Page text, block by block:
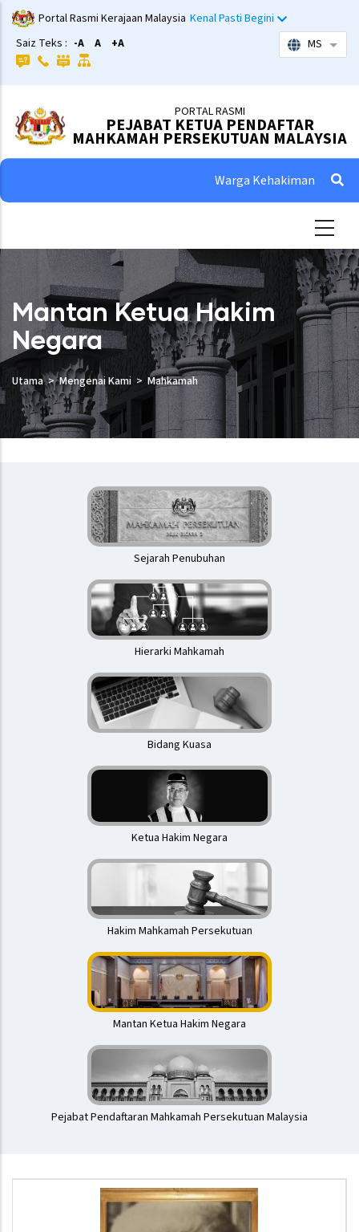
Skip
to
main
content
Portal Rasmi Kerajaan Malaysia Kenal Pasti Begini
Saiz Teks : -A A +A MS List
PORTAL RASMI
PEJABAT KETUA PENDAFTAR
MAHKAMAH PERSEKUTUAN MALAYSIA
Warga Kehakiman
Mantan Ketua Hakim
Negara
Utama Mengenai Kami Mahkamah
Persekutuan
Sejarah Penubuhan
Hierarki Mahkamah
Bidang Kuasa
Ketua Hakim Negara
Hakim Mahkamah Persekutuan
Mantan Ketua Hakim Negara
Pejabat Pendaftaran Mahkamah Persekutuan Malaysia